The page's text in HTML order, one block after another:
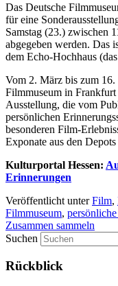
Das Deutsche
für eine
Samstag (23.) zwischen
abgegeben werden. Das
dem Echo-Hochhaus
Vom 2. März bis zum
Filmmuseum in Frankfurt
Ausstellung, die vom
persönlichen
besonderen Film-
Exponate aus den
Kulturportal Hessen:
Erinnerungen
Veröffentlicht unter Film,
Filmmuseum,
Zusammen sammeln
Suchen
Rückblick